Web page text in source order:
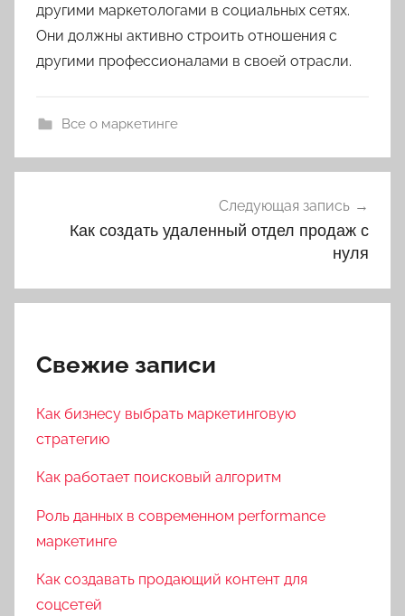
другими маркетологами в социальных сетях.
Они должны активно строить отношения с
другими профессионалами в своей отрасли.
Все о маркетинге
Следующая запись
Как создать удаленный отдел продаж с
нуля
Свежие записи
Как бизнесу выбрать маркетинговую
стратегию
Как работает поисковый алгоритм
Роль данных в современном performance
маркетинге
Как создавать продающий контент для
соцсетей